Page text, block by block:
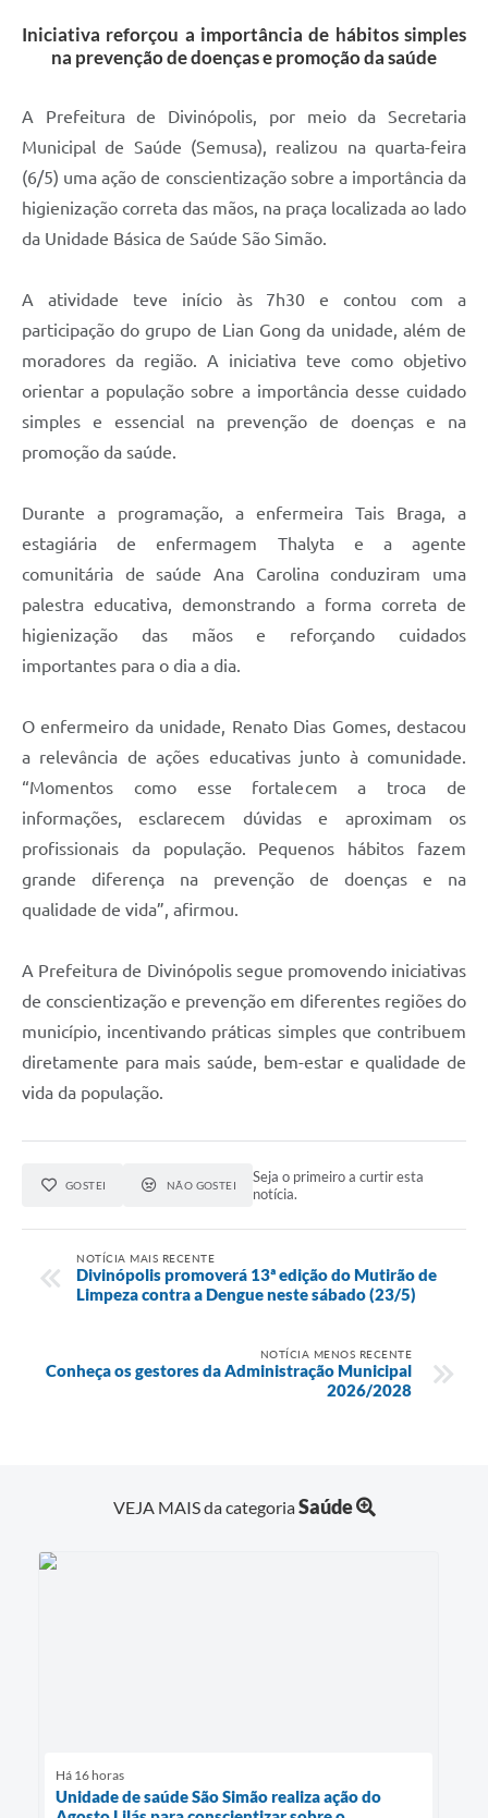
Iniciativa reforçou a importância de hábitos simples
na prevenção de doenças e promoção da saúde
A Prefeitura de Divinópolis, por meio da Secretaria
Municipal de Saúde (Semusa), realizou na quarta-feira
(6/5) uma ação de conscientização sobre a importância da
higienização correta das mãos, na praça localizada ao lado
da Unidade Básica de Saúde São Simão.
A atividade teve início às 7h30 e contou com a
participação do grupo de Lian Gong da unidade, além de
moradores da região. A iniciativa teve como objetivo
orientar a população sobre a importância desse cuidado
simples e essencial na prevenção de doenças e na
promoção da saúde.
Durante a programação, a enfermeira Tais Braga, a
estagiária de enfermagem Thalyta e a agente
comunitária de saúde Ana Carolina conduziram uma
palestra educativa, demonstrando a forma correta de
higienização das mãos e reforçando cuidados
importantes para o dia a dia.
O enfermeiro da unidade, Renato Dias Gomes, destacou
a relevância de ações educativas junto à comunidade.
“Momentos como esse fortalecem a troca de
informações, esclarecem dúvidas e aproximam os
profissionais da população. Pequenos hábitos fazem
grande diferença na prevenção de doenças e na
qualidade de vida”, afirmou.
A Prefeitura de Divinópolis segue promovendo iniciativas
de conscientização e prevenção em diferentes regiões do
município, incentivando práticas simples que contribuem
diretamente para mais saúde, bem-estar e qualidade de
vida da população.
GOSTEI NÃO GOSTEI
Seja o primeiro a curtir esta
notícia.
NOTÍCIA MAIS RECENTE
Divinópolis promoverá 13ª edição do Mutirão de
Limpeza contra a Dengue neste sábado (23/5)
NOTÍCIA MENOS RECENTE
Conheça os gestores da Administração Municipal
2026/2028
VEJA MAIS da categoriaSaúde
Há 16 horas
Unidade de saúde São Simão realiza ação do